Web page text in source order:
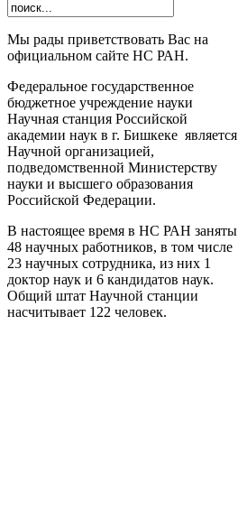
Мы рады приветствовать Вас на
официальном сайте НС РАН.
Федеральное государственное
бюджетное учреждение науки
Научная станция Российской
академии наук в г. Бишкеке является
Научной организацией,
подведомственной Министерству
науки и высшего образования
Российской Федерации.
В настоящее время в НС РАН заняты
48 научных работников, в том числе
23 научных сотрудника, из них 1
доктор наук и 6 кандидатов наук.
Общий штат Научной станции
насчитывает 122 человек.